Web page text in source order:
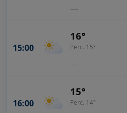
—
15:00
16°
Perc. 15°
—
16:00
15°
Perc. 14°